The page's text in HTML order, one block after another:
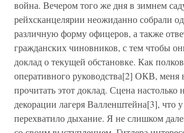
война. Вечером того же дня в зимнем
рейхсканцелярии неожиданно собрали
различную форму офицеров, а также
гражданских чиновников, с тем чтобы
доклад о текущей обстановке. Как
оперативного руководства[2] ОКВ, меня
прочитать этот доклад. Сцена настолько
декорации лагеря Валленштейна[3], что
перехватило дыхание. Я не слишком